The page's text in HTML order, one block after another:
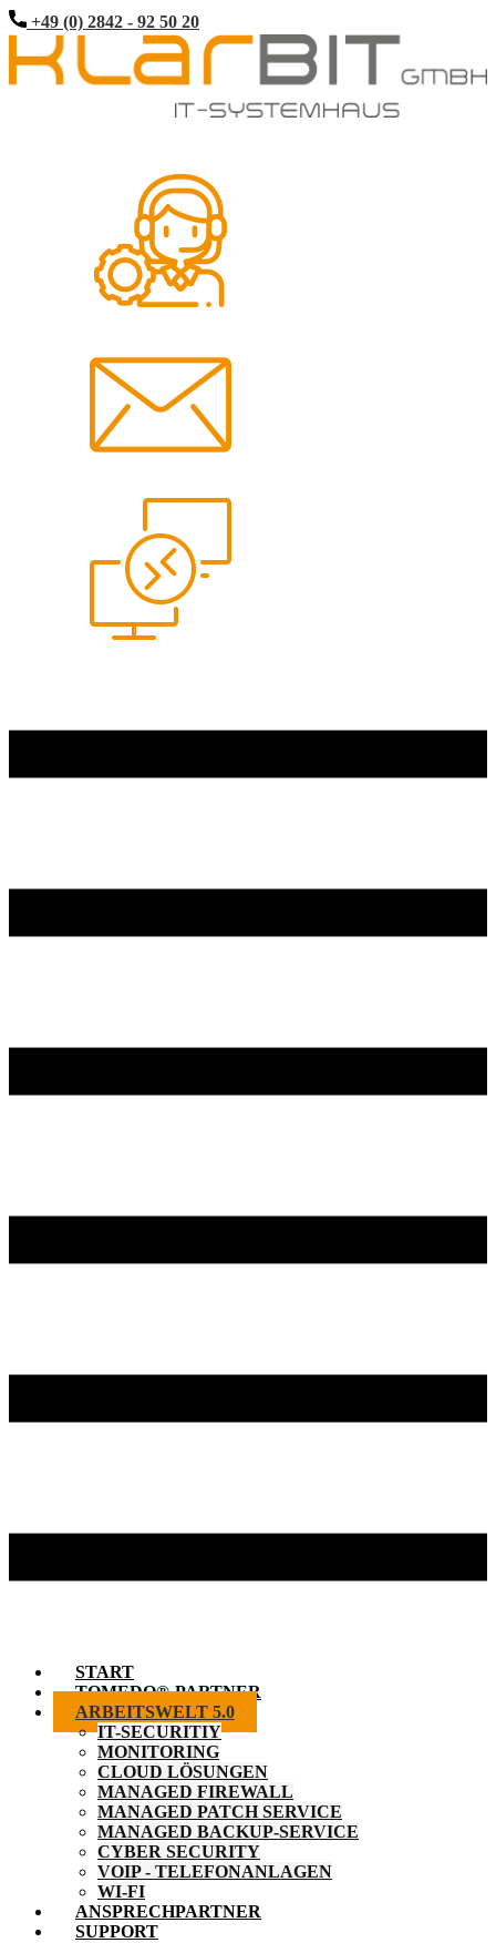
+49 (0) 2842 - 92 50 20
START
TOMEDO®-PARTNER
ARBEITSWELT 5.0
IT-SECURITIY
MONITORING
CLOUD LÖSUNGEN
MANAGED FIREWALL
MANAGED PATCH SERVICE
MANAGED BACKUP-SERVICE
CYBER SECURITY
VOIP - TELEFONANLAGEN
WI-FI
ANSPRECHPARTNER
SUPPORT